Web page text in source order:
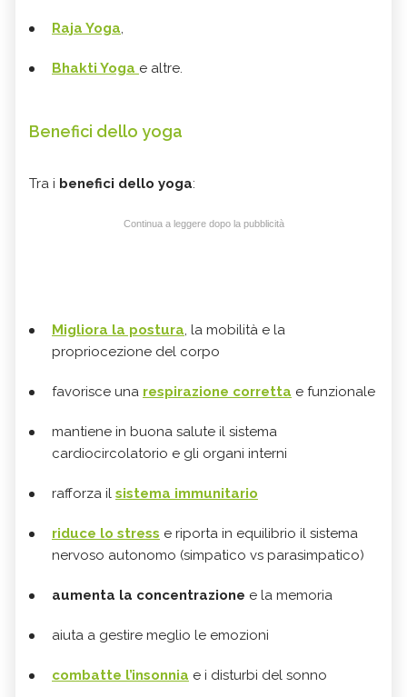
Raja Yoga,
Bhakti Yoga e altre.
Benefici dello yoga
Tra i benefici dello yoga:
Continua a leggere dopo la pubblicità
Migliora la postura, la mobilità e la
propriocezione del corpo
favorisce una respirazione corretta e funzionale
mantiene in buona salute il sistema
cardiocircolatorio e gli organi interni
rafforza il sistema immunitario
riduce lo stress e riporta in equilibrio il sistema
nervoso autonomo (simpatico vs parasimpatico)
aumenta la concentrazione e la memoria
aiuta a gestire meglio le emozioni
combatte l’insonnia e i disturbi del sonno